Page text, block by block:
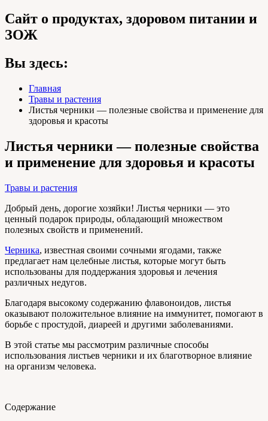
Сайт о продуктах, здоровом питании и
ЗОЖ
Вы здесь:
Главная
Травы и растения
Листья черники — полезные свойства и применение для
здоровья и красоты
Листья черники — полезные свойства
и применение для здоровья и красоты
Травы и растения
Добрый день, дорогие хозяйки! Листья черники — это
ценный подарок природы, обладающий множеством
полезных свойств и применений.
Черника, известная своими сочными ягодами, также
предлагает нам целебные листья, которые могут быть
использованы для поддержания здоровья и лечения
различных недугов.
Благодаря высокому содержанию флавоноидов, листья
оказывают положительное влияние на иммунитет, помогают в
борьбе с простудой, диареей и другими заболеваниями.
В этой статье мы рассмотрим различные способы
использования листьев черники и их благотворное влияние
на организм человека.
Содержание